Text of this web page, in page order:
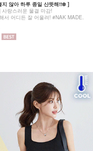
지 않아 하루 종일 산뜻해!!❄️ ]
랑스러운 물결 마감!
서 어디든 잘 어울려! #NAK MADE.